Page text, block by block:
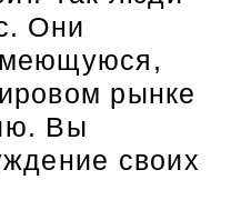
Они
рынке
Вы
своих